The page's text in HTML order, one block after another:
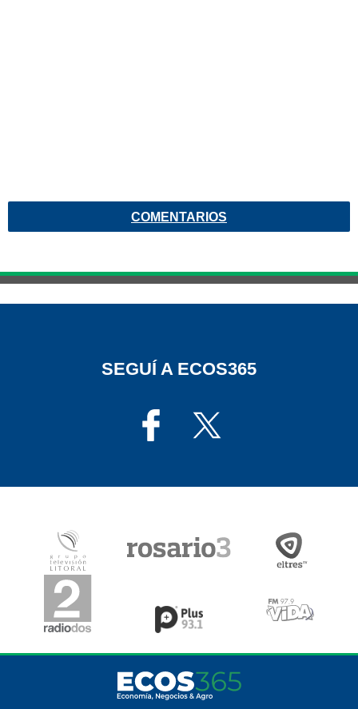
COMENTARIOS
SEGUÍ A ECOS365